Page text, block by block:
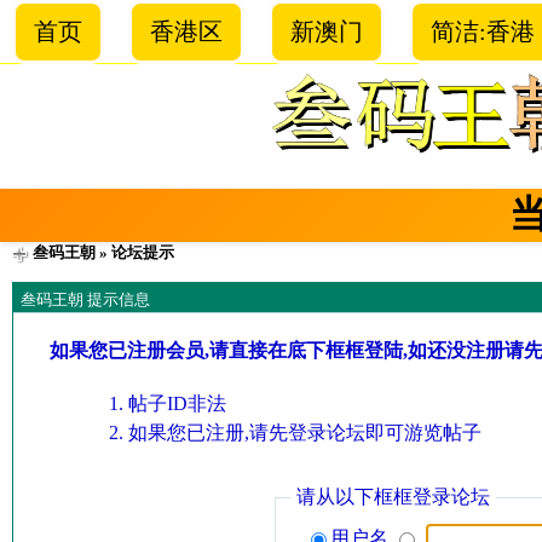
首页 香港区 新澳门 简洁:香港
叁码王朝 » 论坛提示
叁码王朝 提示信息
如果您已注册会员,请直接在底下框框登陆,如还没注册请
帖子ID非法
如果您已注册,请先登录论坛即可游览帖子
请从以下框框登录论坛
用户名